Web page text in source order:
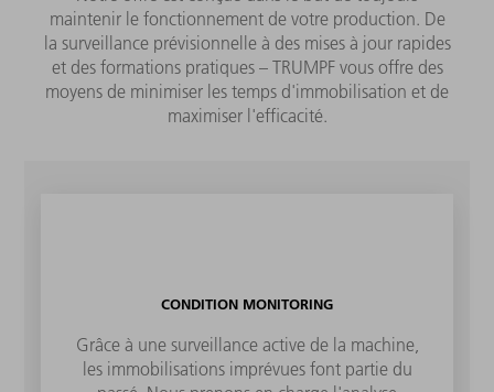
maintenir le fonctionnement de votre production. De
la surveillance prévisionnelle à des mises à jour rapides
et des formations pratiques – TRUMPF vous offre des
moyens de minimiser les temps d'immobilisation et de
maximiser l'efficacité.
CONDITION MONITORING
Grâce à une surveillance active de la machine,
les immobilisations imprévues font partie du